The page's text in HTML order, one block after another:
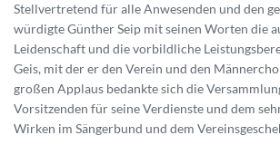
Stellvertretend für alle Anwesenden und den
würdigte Günther Seip mit seinen Worten die
Leidenschaft und die vorbildliche
Geis, mit der er den Verein und den
großen Applaus bedankte sich die
Vorsitzenden für seine Verdienste und dem
Wirken im Sängerbund und dem